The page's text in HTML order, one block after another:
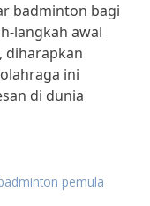
badminton bagi
langkah awal
diharapkan
ini
di dunia
pemula